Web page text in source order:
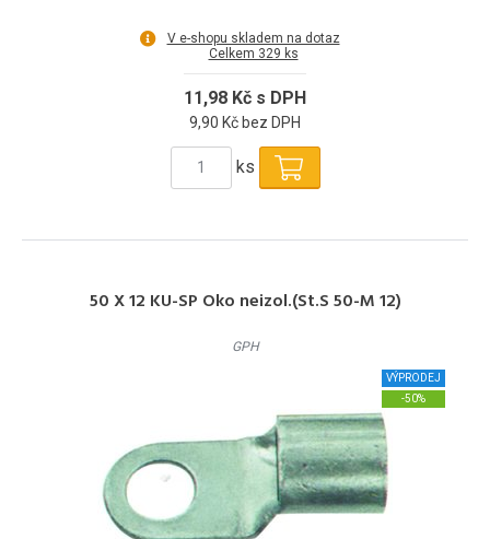
V e-shopu skladem na dotaz
Celkem 329 ks
11,98 Kč s DPH
9,90 Kč bez DPH
ks
50 X 12 KU-SP Oko neizol.(St.S 50-M 12)
GPH
VÝPRODEJ
-50%